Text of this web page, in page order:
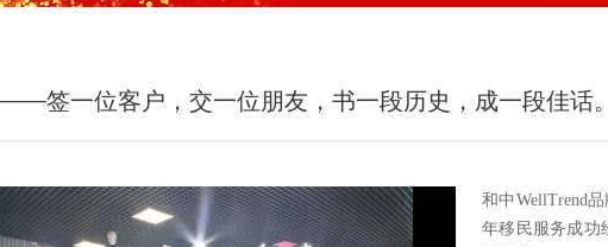
签一位客户，交一位朋友，书一段历史，成一段佳话。
和中WellTrend
年移民服务成功